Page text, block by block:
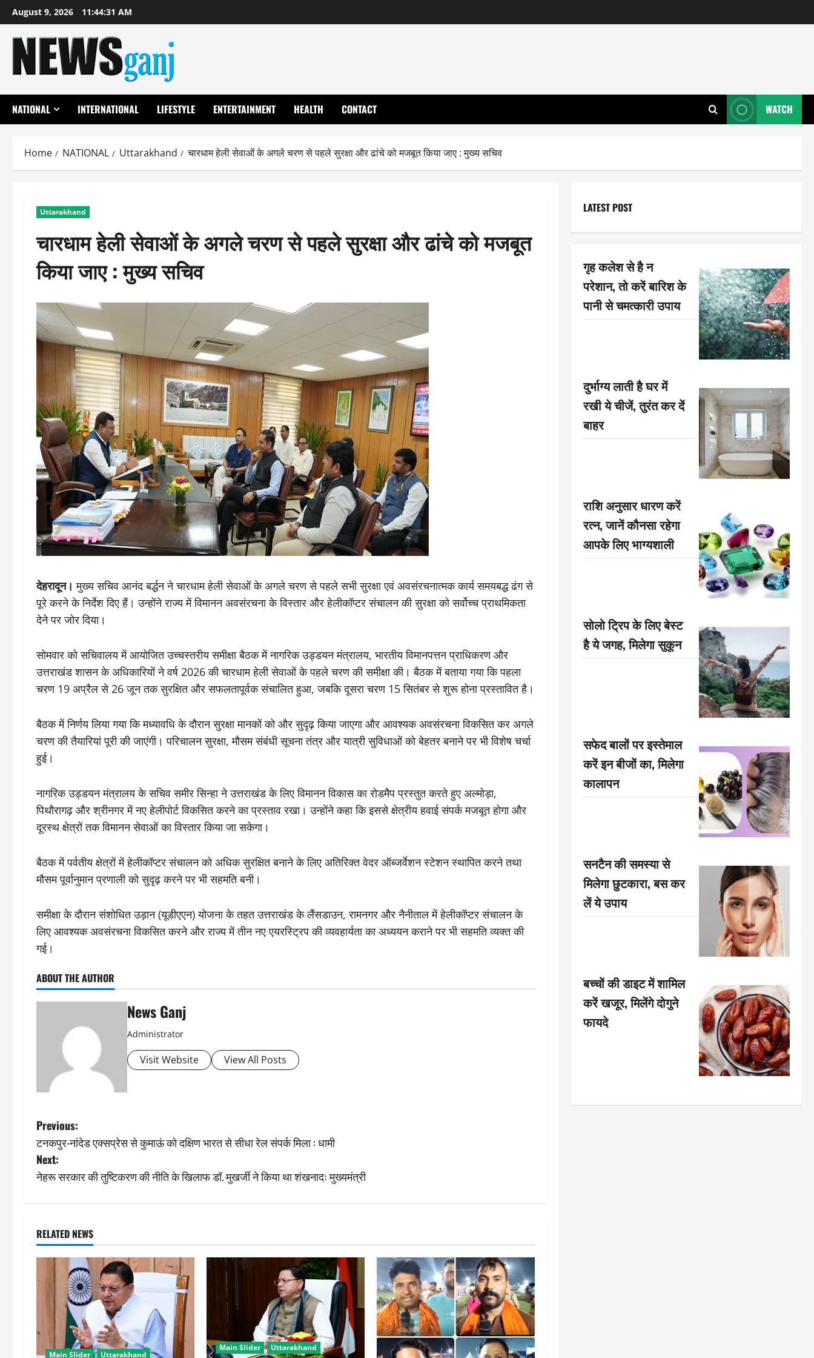
Skip
to
content
August 9, 2026 11:44:32 AM
NATIONAL INTERNATIONAL LIFESTYLE ENTERTAINMENT HEALTH CONTACT WATCH
Home NATIONAL Uttarakhand चारधाम हेली सेवाओं के अगले चरण से पहले सुरक्षा और ढांचे को मजबूत किया जाए : मुख्य सचिव
Uttarakhand
चारधाम हेली सेवाओं के अगले चरण से पहले सुरक्षा और ढांचे को मजबूत
किया जाए : मुख्य सचिव
देहरादून। मुख्य सचिव आनंद बर्द्धन ने चारधाम हेली सेवाओं के अगले चरण से पहले सभी सुरक्षा एवं अवसंरचनात्मक कार्य समयबद्ध ढंग से
पूरे करने के निर्देश दिए हैं। उन्होंने राज्य में विमानन अवसंरचना के विस्तार और हेलीकॉप्टर संचालन की सुरक्षा को सर्वोच्च प्राथमिकता
देने पर जोर दिया।
सोमवार को सचिवालय में आयोजित उच्चस्तरीय समीक्षा बैठक में नागरिक उड्डयन मंत्रालय, भारतीय विमानपत्तन प्राधिकरण और
उत्तराखंड शासन के अधिकारियों ने वर्ष 2026 की चारधाम हेली सेवाओं के पहले चरण की समीक्षा की। बैठक में बताया गया कि पहला
चरण 19 अप्रैल से 26 जून तक सुरक्षित और सफलतापूर्वक संचालित हुआ, जबकि दूसरा चरण 15 सितंबर से शुरू होना प्रस्तावित है।
बैठक में निर्णय लिया गया कि मध्यावधि के दौरान सुरक्षा मानकों को और सुदृढ़ किया जाएगा और आवश्यक अवसंरचना विकसित कर अगले
चरण की तैयारियां पूरी की जाएंगी। परिचालन सुरक्षा, मौसम संबंधी सूचना तंत्र और यात्री सुविधाओं को बेहतर बनाने पर भी विशेष चर्चा
हुई।
नागरिक उड्डयन मंत्रालय के सचिव समीर सिन्हा ने उत्तराखंड के लिए विमानन विकास का रोडमैप प्रस्तुत करते हुए अल्मोड़ा,
पिथौरागढ़ और श्रीनगर में नए हेलीपोर्ट विकसित करने का प्रस्ताव रखा। उन्होंने कहा कि इससे क्षेत्रीय हवाई संपर्क मजबूत होगा और
दूरस्थ क्षेत्रों तक विमानन सेवाओं का विस्तार किया जा सकेगा।
बैठक में पर्वतीय क्षेत्रों में हेलीकॉप्टर संचालन को अधिक सुरक्षित बनाने के लिए अतिरिक्त वेदर ऑब्जर्वेशन स्टेशन स्थापित करने तथा
मौसम पूर्वानुमान प्रणाली को सुदृढ़ करने पर भी सहमति बनी।
समीक्षा के दौरान संशोधित उड़ान (यूडीएएन) योजना के तहत उत्तराखंड के लैंसडाउन, रामनगर और नैनीताल में हेलीकॉप्टर संचालन के
लिए आवश्यक अवसंरचना विकसित करने और राज्य में तीन नए एयरस्ट्रिप की व्यवहार्यता का अध्ययन कराने पर भी सहमति व्यक्त की
गई।
ABOUT THE AUTHOR
News Ganj
Administrator
Visit Website View All Posts
P
o
s
n
a
v
g
Previous:
टनकपुर-नांदेड एक्सप्रेस से कुमाऊं को दक्षिण भारत से सीधा रेल संपर्क मिला : धामी
Next:
नेहरू सरकार की तुष्टिकरण की नीति के खिलाफ डॉ. मुखर्जी ने किया था शंखनादः मुख्यमंत्री
RELATED NEWS
Main Slider Uttarakhand
Main Slider Uttarakhand
LATEST POST
गृह कलेश से है न
परेशान, तो करें बारिश के
पानी से चमत्कारी उपाय
दुर्भाग्य लाती है घर में
रखी ये चीजें, तुरंत कर दें
बाहर
राशि अनुसार धारण करें
रत्न, जानें कौनसा रहेगा
आपके लिए भाग्यशाली
सोलो ट्रिप के लिए बेस्ट
है ये जगह, मिलेगा सुकून
सफेद बालों पर इस्तेमाल
करें इन बीजों का, मिलेगा
कालापन
सनटैन की समस्या से
मिलेगा छुटकारा, बस कर
लें ये उपाय
बच्चों की डाइट में शामिल
करें खजूर, मिलेंगे दोगुने
फायदे